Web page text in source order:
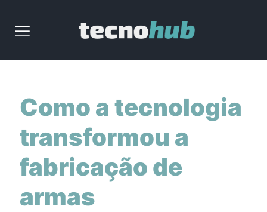
Como a tecnologia
transformou a
fabricação de
armas